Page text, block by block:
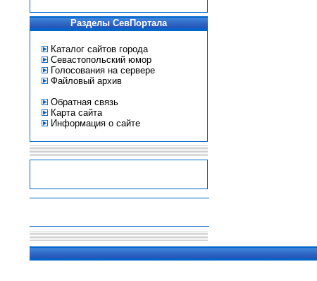
Разделы СевПортала
Каталог сайтов города
Севастопольский юмор
Голосования на сервере
Файловый архив
Обратная связь
Карта сайта
Информация о сайте